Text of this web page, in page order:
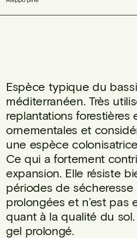
Espèce typique du
méditerranéen. Très
replantations forestières
ornementales et
une espèce
Ce qui a fortement
expansion. Elle résiste
périodes de sécheresse
prolongées et n’est pas
quant à la qualité du
gel prolongé.